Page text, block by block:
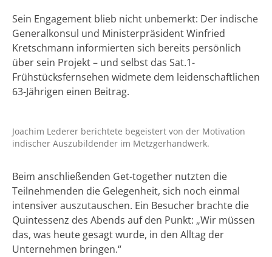
Sein Engagement blieb nicht unbemerkt: Der indische
Generalkonsul und Ministerpräsident Winfried
Kretschmann informierten sich bereits persönlich
über sein Projekt – und selbst das Sat.1-
Frühstücksfernsehen widmete dem leidenschaftlichen
63-Jährigen einen Beitrag.
Joachim Lederer berichtete begeistert von der Motivation
indischer Auszubildender im Metzgerhandwerk.
Beim anschließenden Get-together nutzten die
Teilnehmenden die Gelegenheit, sich noch einmal
intensiver auszutauschen. Ein Besucher brachte die
Quintessenz des Abends auf den Punkt: „Wir müssen
das, was heute gesagt wurde, in den Alltag der
Unternehmen bringen.“